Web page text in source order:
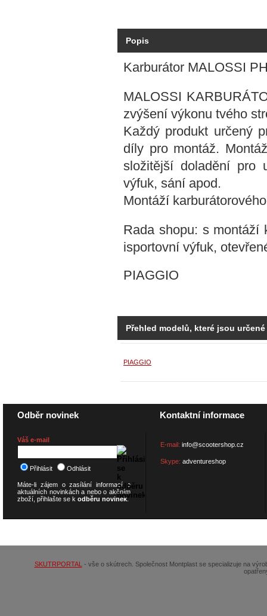
Popis
Karburátor MALOSSI
MALOSSI
zvýšení výkonu tvého
Každý produkt určený
díly pro montáž.
složitější doladění pro
výfuk, sání apod.
Montáží
Rada shopu: s montáží
isportovní výfuk,
PIAGGIO
Přehled modelů, které jsou
PIAGGIO
Odběr novinek
Váš e-mail
Přihlásit Odhlásit
Máte-li zájem o zasílání informací o
aktuálních novinkách a nebo o akčním
zboží, přihlašte se k odběru novinek.
Kontaktní informace
E-mail: info@scootershop.cz
Skype: adventureshop
SKUTRPORTAL - vše o skútrech. Společnost Montplast se specializuje na